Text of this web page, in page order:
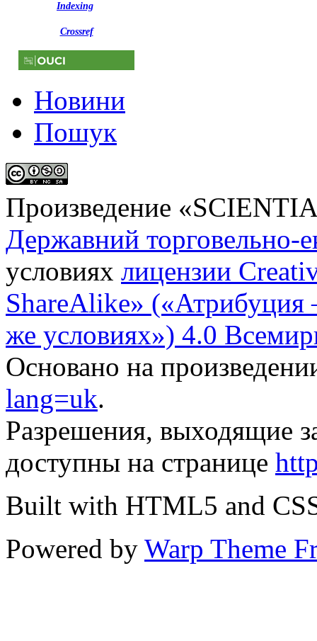
Indexing
Crossref
Новини
Пошук
Произведение «
Державний торговельно-
условиях лицензии
ShareAlike»
же условиях») 4.0
Основано на
lang=uk.
Разрешения, выходящие
доступны на странице
Built with HTML5 and
Powered by Warp Theme